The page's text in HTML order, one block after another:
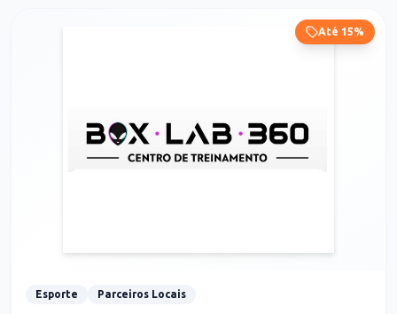
Até 15%
Esporte Parceiros Locais